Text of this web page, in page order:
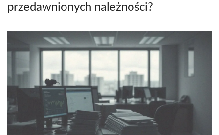
przedawnionych należności?